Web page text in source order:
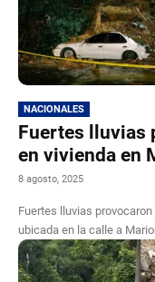
NACIONALES
Fuertes lluvias
en vivienda en
8 agosto, 2025
Fuertes lluvias
ubicada en la calle a